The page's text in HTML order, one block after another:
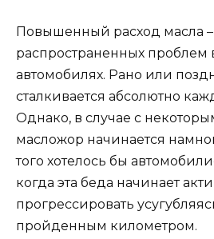
Повышенный расход масла
распространенных проблем
автомобилях. Рано или
сталкивается абсолютно
Однако, в случае с
масложор начинается
того хотелось бы
когда эта беда начинает
прогрессировать
пройденным километром.